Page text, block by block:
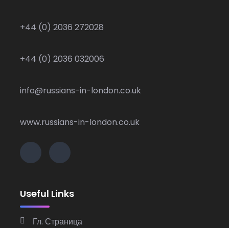
+44 (0) 2036 272028
+44 (0) 2036 032006
info@russians-in-london.co.uk
www.russians-in-london.co.uk
Useful Links
Гл. Страница